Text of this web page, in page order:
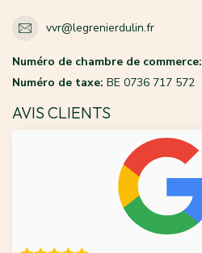
vvr@legrenierdulin.fr
Numéro de chambre de commerce:
Numéro de taxe: BE 0736 717 572
AVIS CLIENTS